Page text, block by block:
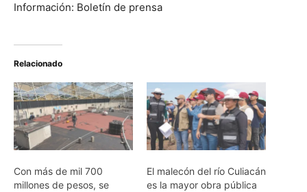
Información: Boletín de prensa
Relacionado
Con más de mil 700
millones de pesos, se
El malecón del río Culiacán
es la mayor obra pública